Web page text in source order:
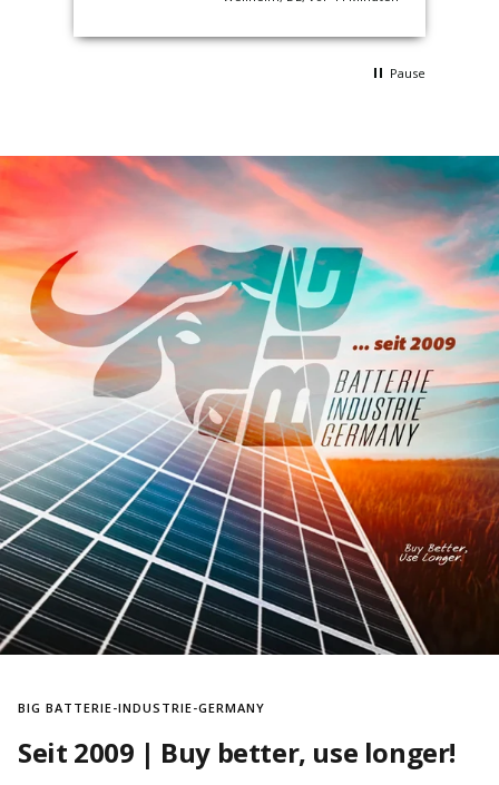
Pause
BIG BATTERIE-INDUSTRIE-GERMANY
Seit 2009 | Buy better, use longer!